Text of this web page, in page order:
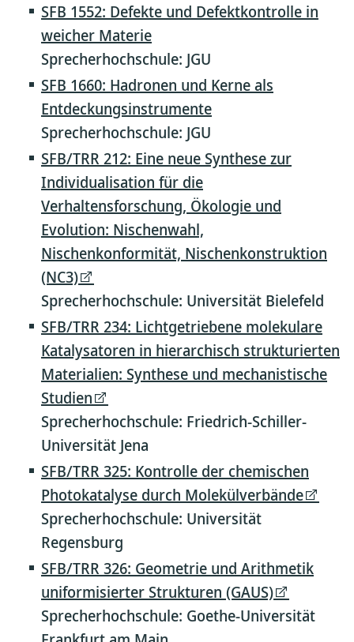
SFB 1552: Defekte und Defektkontrolle in
weicher Materie
Sprecherhochschule: JGU
SFB 1660: Hadronen und Kerne als
Entdeckungsinstrumente
Sprecherhochschule: JGU
SFB/TRR 212: Eine neue Synthese zur
Individualisation für die
Verhaltensforschung, Ökologie und
Evolution: Nischenwahl,
Nischenkonformität, Nischenkonstruktion
(NC3)
Sprecherhochschule: Universität Bielefeld
SFB/TRR 234: Lichtgetriebene molekulare
Katalysatoren in hierarchisch strukturierten
Materialien: Synthese und mechanistische
Studien
Sprecherhochschule: Friedrich-Schiller-
Universität Jena
SFB/TRR 325: Kontrolle der chemischen
Photokatalyse durch Molekülverbände
Sprecherhochschule: Universität
Regensburg
SFB/TRR 326: Geometrie und Arithmetik
uniformisierter Strukturen (GAUS)
Sprecherhochschule: Goethe-Universität